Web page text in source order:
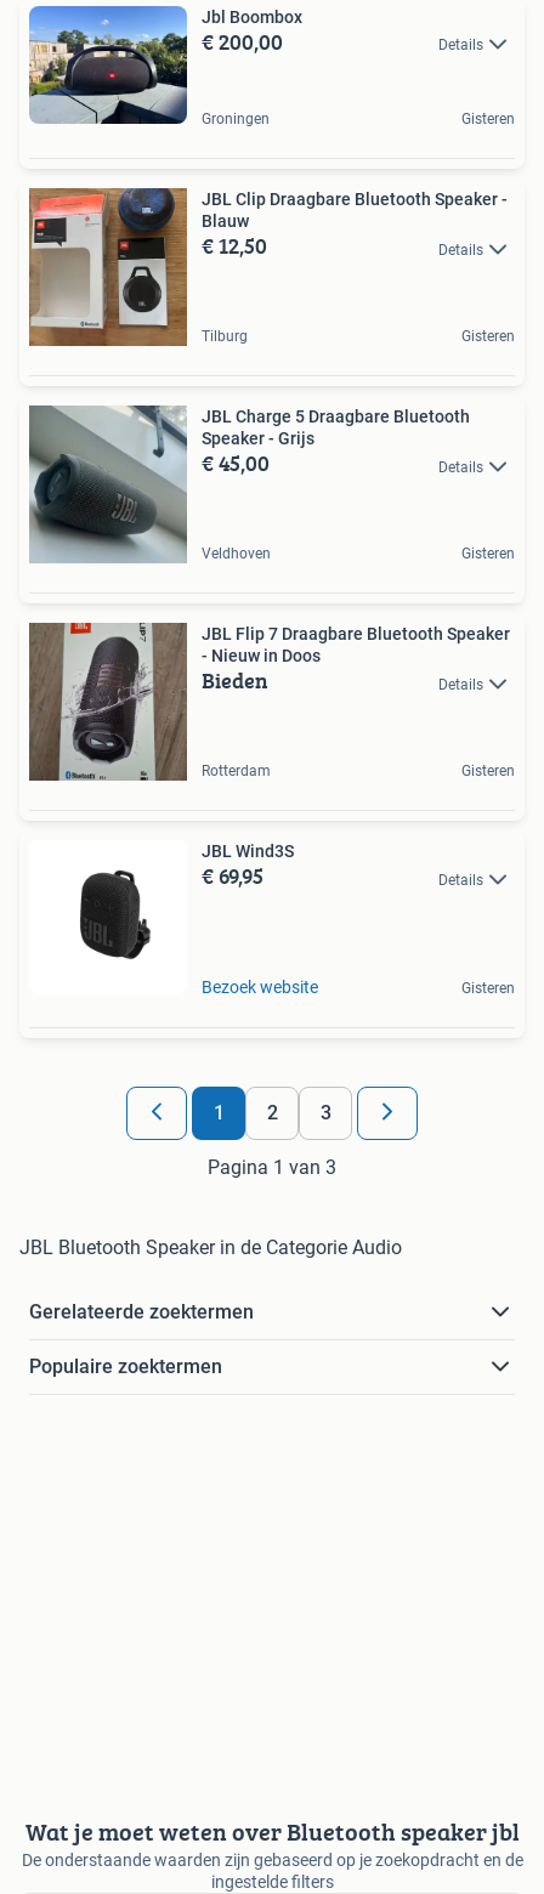
Jbl Boombox
€ 200,00 Details
Groningen Gisteren
JBL Clip Draagbare Bluetooth Speaker -
Blauw
€ 12,50 Details
Tilburg Gisteren
JBL Charge 5 Draagbare Bluetooth
Speaker - Grijs
€ 45,00 Details
Veldhoven Gisteren
JBL Flip 7 Draagbare Bluetooth Speaker
- Nieuw in Doos
Bieden Details
Rotterdam Gisteren
JBL Wind3S
€ 69,95 Details
Bezoek website Gisteren
1 2 3
Pagina 1 van 3
JBL Bluetooth Speaker in de Categorie Audio
Gerelateerde zoektermen
Populaire zoektermen
Wat je moet weten over Bluetooth speaker jbl
De onderstaande waarden zijn gebaseerd op je zoekopdracht en de
ingestelde filters